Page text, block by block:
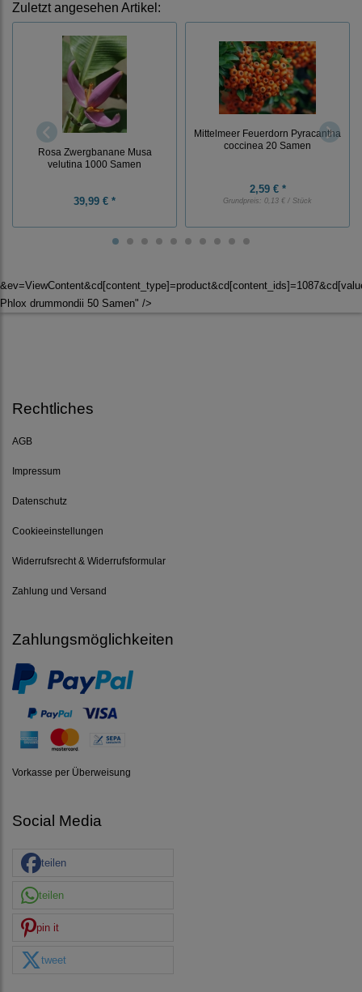
Zuletzt angesehen Artikel:
Rosa Zwergbanane Musa
velutina 1000 Samen
39,99 € *
Mittelmeer Feuerdorn Pyracantha
coccinea 20 Samen
2,59 € *
Grundpreis: 0,13 € / Stück
Phlox drummondii 50 Samen" />
Rechtliches
AGB
Impressum
Datenschutz
Cookieeinstellungen
Widerrufsrecht & Widerrufsformular
Zahlung und Versand
Zahlungsmöglichkeiten
Vorkasse per Überweisung
Social Media
teilen
teilen
pin it
tweet